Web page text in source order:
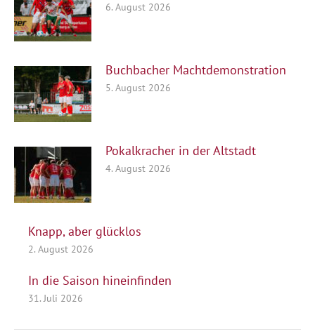
6. August 2026
Buchbacher Machtdemonstration
5. August 2026
Pokalkracher in der Altstadt
4. August 2026
Knapp, aber glücklos
2. August 2026
In die Saison hineinfinden
31. Juli 2026